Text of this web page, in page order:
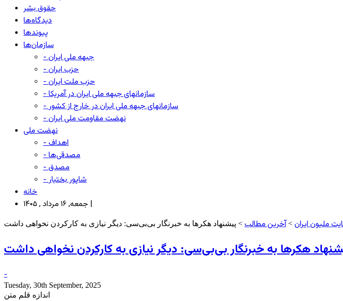
حقوق بشر
دیدگاه‌ها
پیوندها
سازمان‌ها
- جبهه ملی ایران
- حزب ایران
- حزب ملت ایران
- سازمانهای جبهه ملی ایران در آمریکا
- سازمانهای جبهه ملی ایران در خارج از کشور
- نهضت مقاومت ملی ایران
نهضت ملی
- اهداف
- مصدقی‌ها
- مصدق
- شاپور بختیار
خانه
جمعه, ۱۶ مرداد , ۱۴۰۵ |
ملیون ایران >آخرین مطالب > پیشنهاد هکرها به خبرنگار بی‌بی‌سی: دیگر نیازی به کارکردن نخواهی داشت
هکرها به خبرنگار بی‌بی‌سی: دیگر نیازی به کارکردن نخواهی داشت
-
Tuesday, 30th September, 2025
اندازه قلم متن